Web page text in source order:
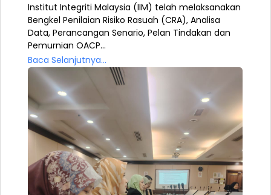
Institut Integriti Malaysia (IIM) telah melaksanakan
Bengkel Penilaian Risiko Rasuah (CRA), Analisa
Data, Perancangan Senario, Pelan Tindakan dan
Pemurnian OACP...
Baca Selanjutnya...